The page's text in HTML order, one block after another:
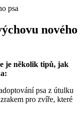
nového
je několik tipů, jak
psa z útulku
pro zvíře, které